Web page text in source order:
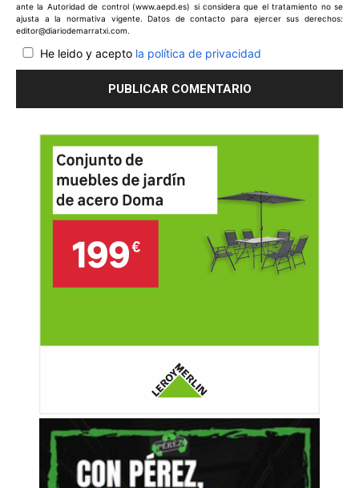
ante la Autoridad de control (www.aepd.es) si considera que el tratamiento no se
ajusta a la normativa vigente. Datos de contacto para ejercer sus derechos:
editor@diariodemarratxi.com.
He leido y acepto la política de privacidad